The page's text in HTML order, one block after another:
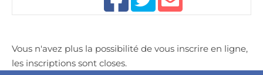
Vous n'avez plus la possibilité de vous inscrire en ligne,
les inscriptions sont closes.